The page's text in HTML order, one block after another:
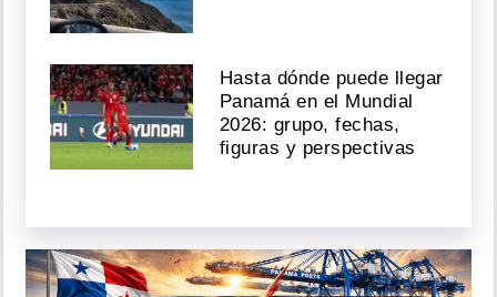
Hasta dónde puede llegar
Panamá en el Mundial
2026: grupo, fechas,
figuras y perspectivas